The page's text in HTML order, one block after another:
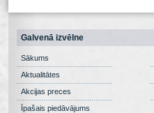
Galvenā izvēlne
Sākums
Aktualitātes
Akcijas preces
Īpašais piedāvājums